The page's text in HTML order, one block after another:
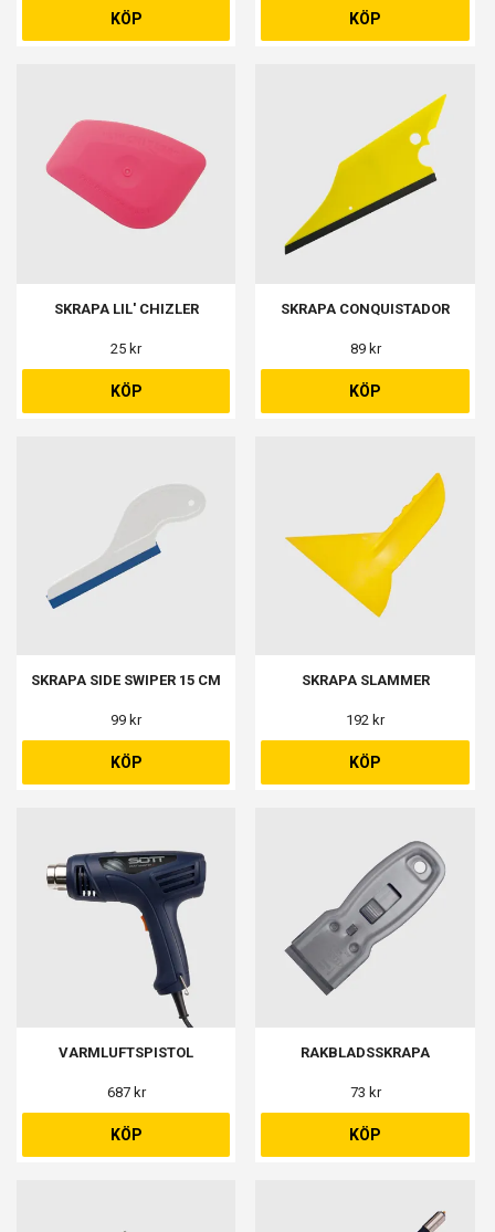
KÖP KÖP
SKRAPA LIL' CHIZLER
25 kr
KÖP
SKRAPA CONQUISTADOR
89 kr
KÖP
SKRAPA SIDE SWIPER 15 CM
99 kr
KÖP
SKRAPA SLAMMER
192 kr
KÖP
VARMLUFTSPISTOL
687 kr
KÖP
RAKBLADSSKRAPA
73 kr
KÖP